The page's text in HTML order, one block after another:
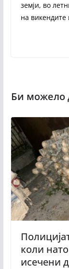
земји, во
на
коли
исечени